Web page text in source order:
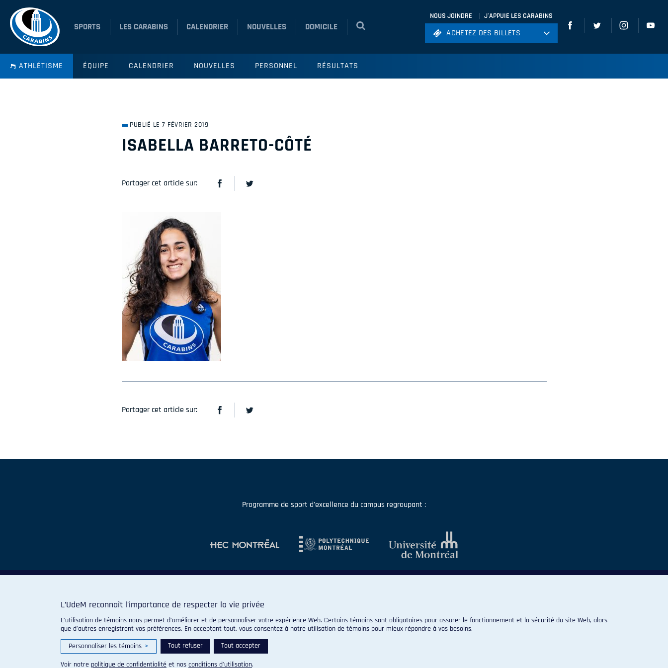
SPORTS LES CARABINS CALENDRIER NOUVELLES DOMICILE
NOUS JOINDRE J'APPUIE LES CARABINS
ACHETEZ DES BILLETS
ACHETEZ DES BILLETS
ATHLÉTISME ÉQUIPE CALENDRIER NOUVELLES PERSONNEL RÉSULTATS
PUBLIÉ LE 7 FÉVRIER 2019
ISABELLA BARRETO-CÔTÉ
Partager cet article sur:
Partager cet article sur:
Programme de sport d'excellence du campus regroupant :
© 2026 Carabins de l'Université de Montréal. Tous droits réservés.
L’UdeM reconnaît l’importance de respecter la vie privée
L’utilisation de témoins nous permet d’améliorer et de personnaliser votre expérience Web. Certains témoins sont obligatoires pour assurer le fonctionnement et la sécurité du site Web, alors
que d’autres enregistrent vos préférences. En acceptant tout, vous consentez à notre utilisation de témoins pour mieux répondre à vos besoins.
Personnaliser les témoins > Tout refuser Tout accepter
Voir notre politique de confidentialité et nos conditions d’utilisation.